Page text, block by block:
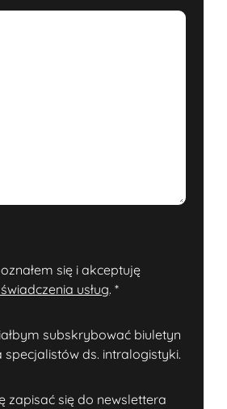
się i akceptuję
usług.*
subskrybować biuletyn
specjalistów ds. intralogistyki.
zapisać się do newslettera